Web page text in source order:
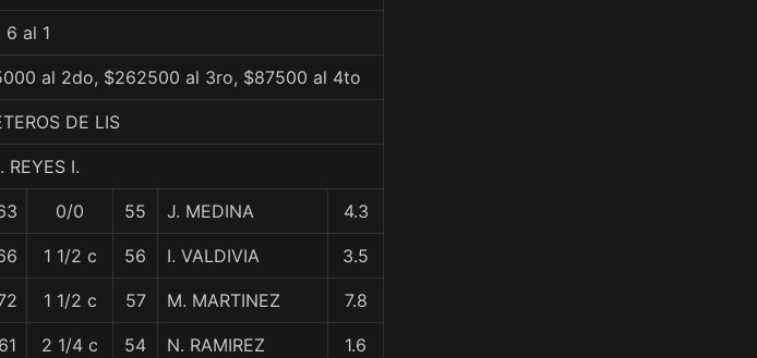
6 al 1
al 2do, $262500 al 3ro, $87500 al 4to
DE LIS
REYES I.
0/0 55 J. MEDINA 4.3
1 1/2 c 56 I. VALDIVIA 3.5
1 1/2 c 57 M. MARTINEZ 7.8
2 1/4 c 54 N. RAMIREZ 1.6